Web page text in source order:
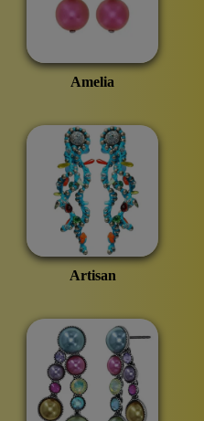
Amelia
Artisan